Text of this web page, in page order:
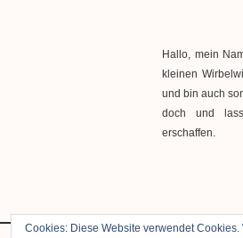
Hallo, mein
kleinen
und bin auch
doch und
erschaffen.
Cookies: Diese Website verwendet